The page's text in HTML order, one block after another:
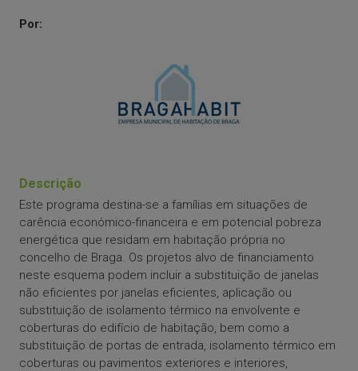
Por:
Descrição
Este programa destina-se a famílias em situações de
carência económico-financeira e em potencial pobreza
energética que residam em habitação própria no
concelho de Braga. Os projetos alvo de financiamento
neste esquema podem incluir a substituição de janelas
não eficientes por janelas eficientes, aplicação ou
substituição de isolamento térmico na envolvente e
coberturas do edifício de habitação, bem como a
substituição de portas de entrada, isolamento térmico em
coberturas ou pavimentos exteriores e interiores,